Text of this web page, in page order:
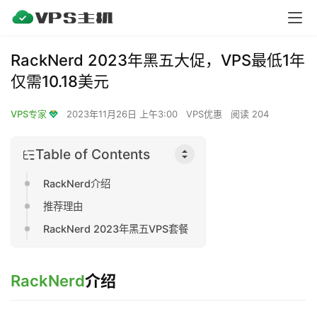
RackNerd 2023年黑五大促，VPS最低1年
仅需10.18美元
VPS专家 2023年11月26日 上午3:00 VPS优惠 阅读 204
Table of Contents
RackNerd介绍
推荐理由
RackNerd 2023年黑五VPS套餐
RackNerd介绍